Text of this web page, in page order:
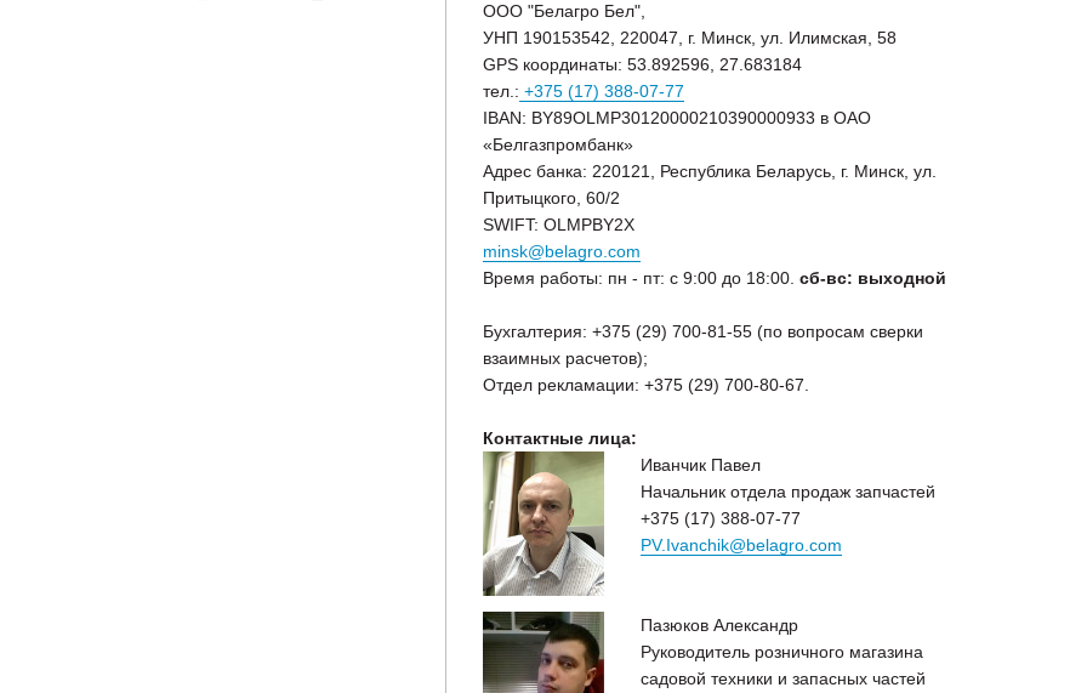
ООО "Белагро Бел",
УНП 190153542, 220047, г. Минск, ул. Илимская, 58
GPS координаты: 53.892596, 27.683184
тел.: +375 (17) 388-07-77
IBAN: BY89OLMP30120000210390000933 в ОАО
«Белгазпромбанк»
Адрес банка: 220121, Республика Беларусь, г. Минск, ул.
Притыцкого, 60/2
SWIFT: OLMPBY2X
minsk@belagro.com
Время работы: пн - пт: с 9:00 до 18:00. сб-вс: выходной
Бухгалтерия: +375 (29) 700-81-55 (по вопросам сверки
взаимных расчетов);
Отдел рекламации: +375 (29) 700-80-67.
Контактные лица:
Иванчик Павел
Начальник отдела продаж запчастей
+375 (17) 388-07-77
PV.Ivanchik@belagro.com
Пазюков Александр
Руководитель розничного магазина
садовой техники и запасных частей